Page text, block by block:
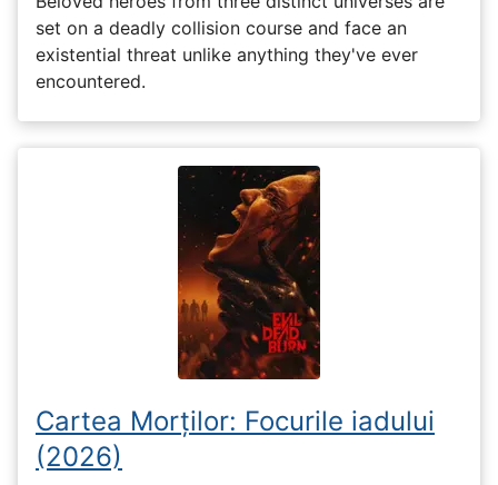
set on a deadly collision course and face an
existential threat unlike anything they've ever
encountered.
Cartea Morților: Focurile iadului
(2026)